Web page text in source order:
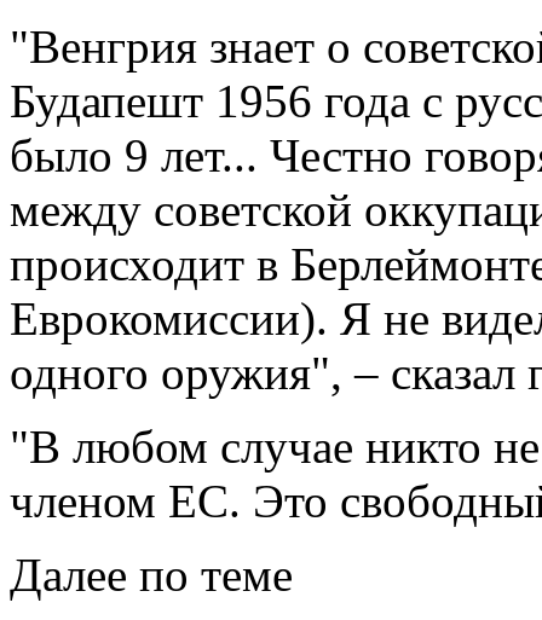
"Венгрия знает о
Будапешт 1956 года с
было 9 лет... Честно
между советской
происходит в
Еврокомиссии). Я не
одного оружия", – сказал
"В любом случае никто
членом ЕС. Это
Далее по теме